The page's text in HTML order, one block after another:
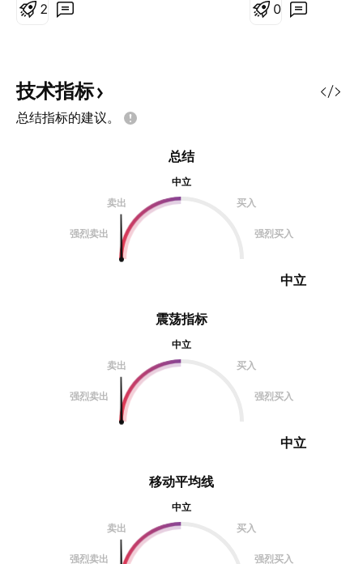
2 0
技术指标
总结指标的建议。
震荡指标
中立
卖出
买入
强烈卖出 强烈买入
中立
总结
中立
卖出
买入
强烈卖出 强烈买入
中立
移动平均线
中立
卖出
买入
强烈卖出 强烈买入